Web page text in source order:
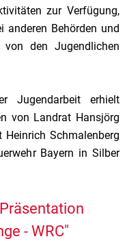
zur Verfügung,
anderen Behörden und
von den Jugendlichen
Jugendarbeit erhielt
von Landrat Hansjörg
Schmalenberg
Bayern in Silber
- WRC"